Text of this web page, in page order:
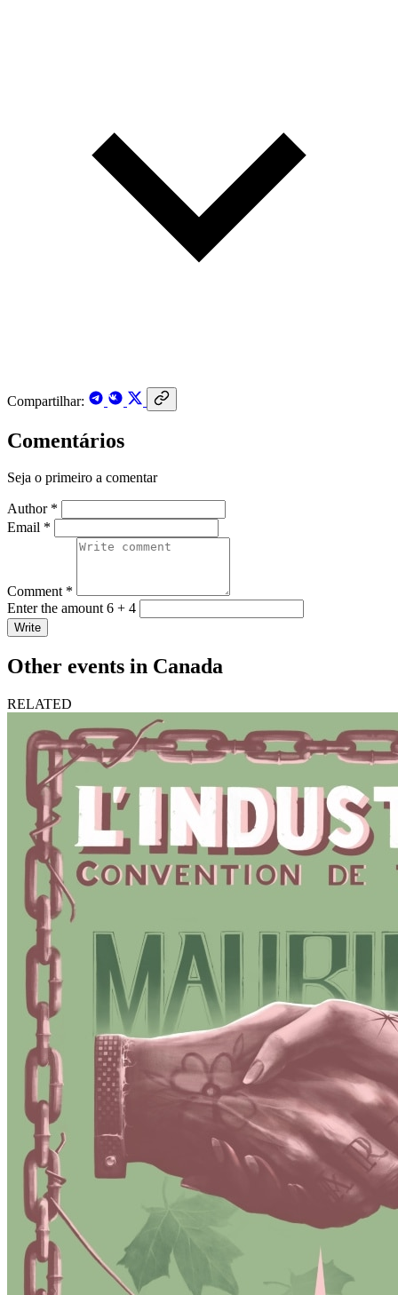
Compartilhar:
Comentários
Seja o primeiro a comentar
Author *
Email *
Comment *
Enter the amount 6 + 4
Write
Other events in Canada
RELATED